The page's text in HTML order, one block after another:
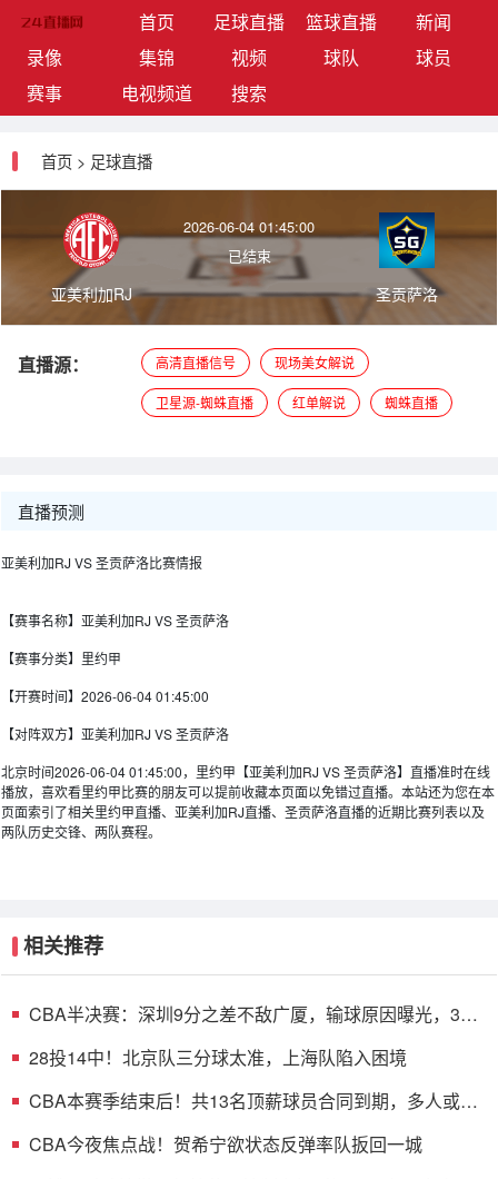
首页(current)足球直播 篮球直播
新闻
录像
集锦 视频 球队
球员
赛事
电视频道 搜索
首页 > 足球直播
亚美利加RJ
2026-06-04 01:45:00
已结束
圣贡萨洛
直播源： 高清直播信号 现场美女解说
卫星源-蜘蛛直播 红单解说 蜘蛛直播
直播预测
亚美利加RJ VS 圣贡萨洛比赛情报
【赛事名称】 亚美利加RJ VS 圣贡萨洛
【赛事分类】 里约甲
【开赛时间】 2026-06-04 01:45:00
【对阵双方】 亚美利加RJ VS 圣贡萨洛
北京时间2026-06-04 01:45:00，里约甲【亚美利加RJ VS 圣贡萨洛】直播准时在线
播放，喜欢看里约甲比赛的朋友可以提前收藏本页面以免错过直播。本站还为您在本
页面索引了相关里约甲直播、亚美利加RJ直播、圣贡萨洛直播的近期比赛列表以及
两队历史交锋、两队赛程。
相关推荐
CBA半决赛：深圳9分之差不敌广厦，输球原因曝光，3人
28投14中！北京队三分球太准，上海队陷入困境
CBA本赛季结束后！共13名顶薪球员合同到期，多人或遭
CBA今夜焦点战！贺希宁欲状态反弹率队扳回一城